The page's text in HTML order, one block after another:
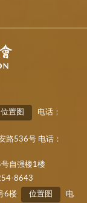
位置图
电话：
路536号 电话：
自强楼1楼
8643
6楼
位置图 电